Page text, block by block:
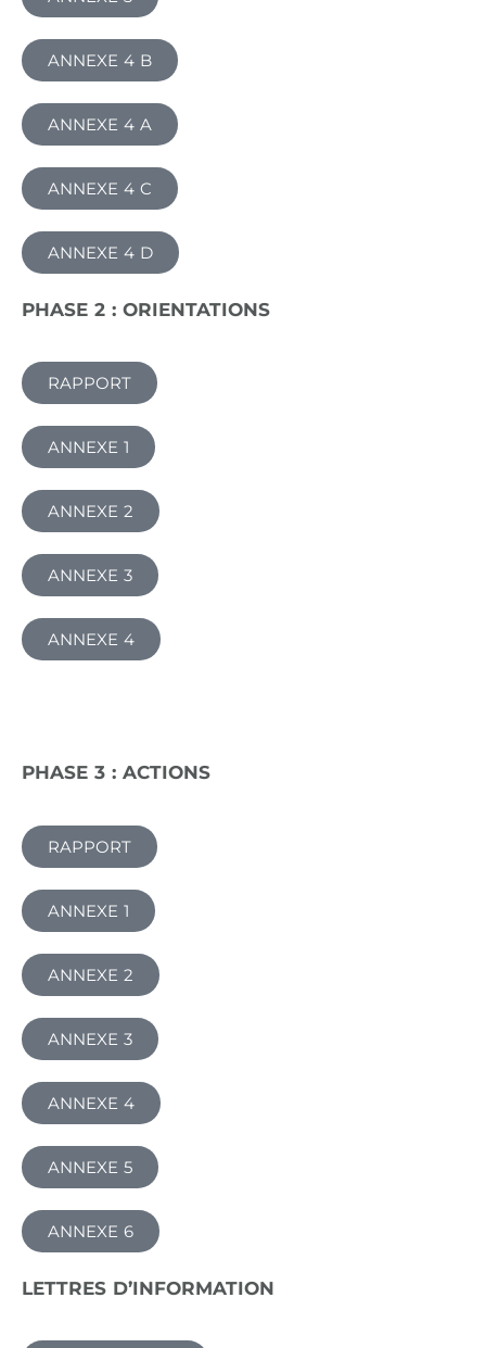
ANNEXE 4 B
ANNEXE 4 A
ANNEXE 4 C
ANNEXE 4 D
PHASE 2 : ORIENTATIONS
RAPPORT
ANNEXE 1
ANNEXE 2
ANNEXE 3
ANNEXE 4
PHASE 3 : ACTIONS
RAPPORT
ANNEXE 1
ANNEXE 2
ANNEXE 3
ANNEXE 4
ANNEXE 5
ANNEXE 6
LETTRES D’INFORMATION